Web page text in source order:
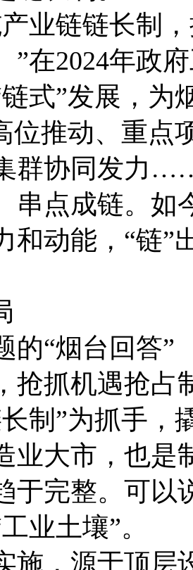
业链链长制
”在2024年政
式”发展，为
位推动、重点
群协同发力
串点成链。如
和动能，“链”
的“烟台回答”
抢抓机遇抢占
制”为抓手，
业大市，也是
于完整。可以
业土壤”。
施，源于顶层